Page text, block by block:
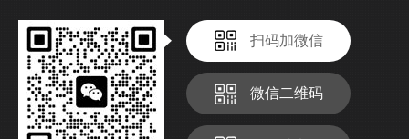
扫码加微信
微信二维码